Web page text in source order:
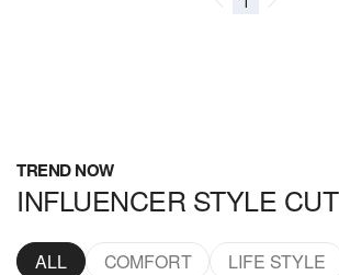
TREND NOW
INFLUENCER STYLE CUT
ALL COMFORT LIFE STYLE